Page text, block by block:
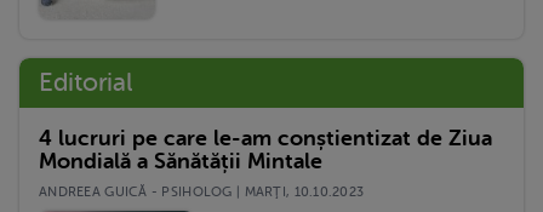
Editorial
4 lucruri pe care le-am conștientizat de Ziua
Mondială a Sănătății Mintale
ANDREEA GUICĂ - PSIHOLOG | MARŢI, 10.10.2023